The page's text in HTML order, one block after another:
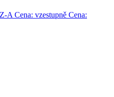
A Cena: vzestupně Cena: